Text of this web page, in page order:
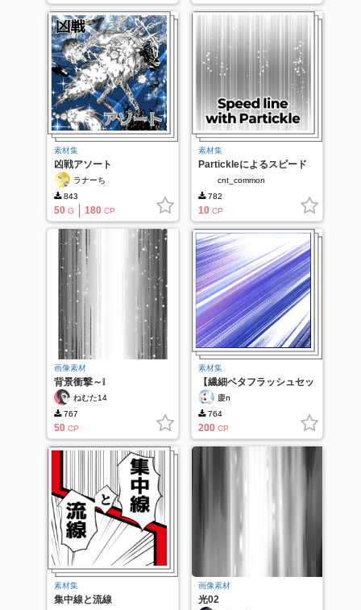
素材集
凶戦アソート
ラナーち
843
50 G 180 CP
素材集
Partickleによるスピード
cnt_common
782
10 CP
画像素材
背景衝撃～❕
ねむた14
767
50 CP
素材集
【繊細ベタフラッシュセッ
ト-ペン描きストローク集
中線-1】
慶n
764
200 CP
素材集
集中線と流線
画像素材
光02